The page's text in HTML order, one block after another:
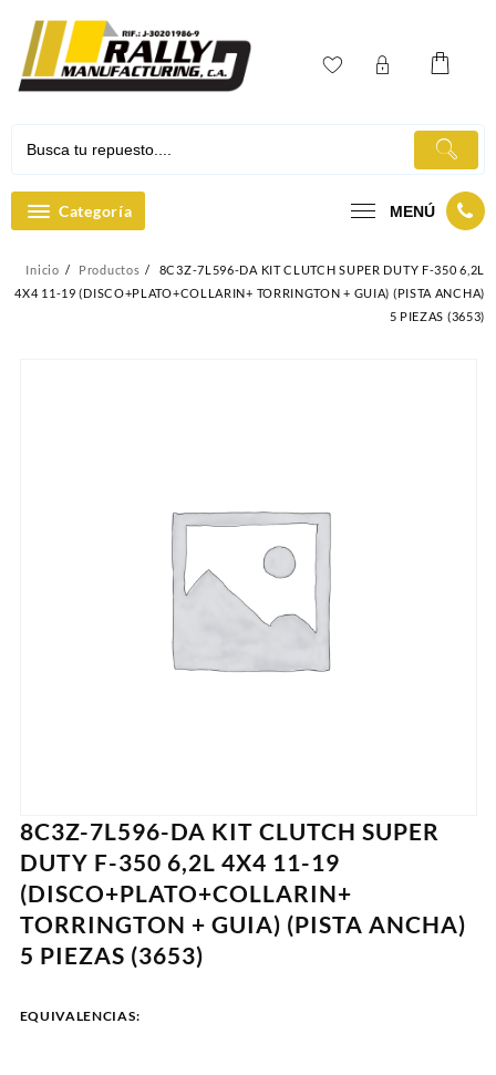
contenido
Categoría MENÚ
Inicio Productos
8C3Z-7L596-DA KIT CLUTCH SUPER DUTY F-350 6,2L
4X4 11-19 (DISCO+PLATO+COLLARIN+ TORRINGTON + GUIA) (PISTA ANCHA)
5 PIEZAS (3653)
8C3Z-7L596-DA KIT CLUTCH SUPER
DUTY F-350 6,2L 4X4 11-19
(DISCO+PLATO+COLLARIN+
TORRINGTON + GUIA) (PISTA ANCHA)
5 PIEZAS (3653)
EQUIVALENCIAS: